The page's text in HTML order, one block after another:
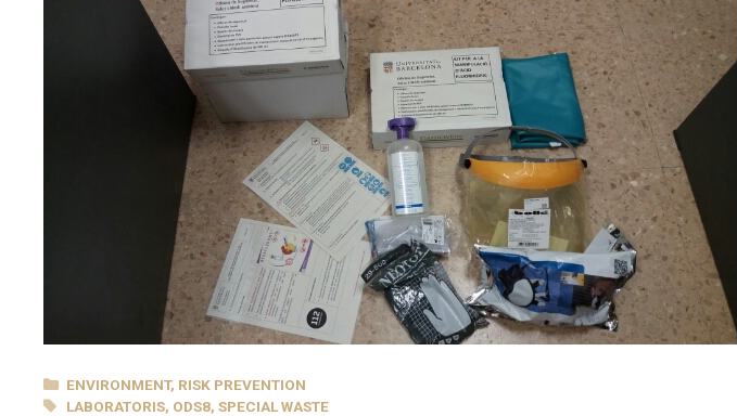
CATEGORIES
ENVIRONMENT, RISK PREVENTION
TAGS
LABORATORIS, ODS8,SPECIAL WASTE